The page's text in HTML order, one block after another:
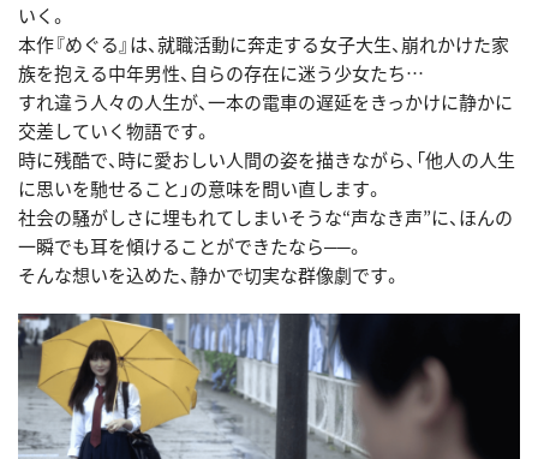
いく。
本作『めぐる』は、就職活動に奔走する女子大生、崩れかけた家
族を抱える中年男性、自らの存在に迷う少女たち…
すれ違う人々の人生が、一本の電車の遅延をきっかけに静かに
交差していく物語です。
時に残酷で、時に愛おしい人間の姿を描きながら、「他人の人生
に思いを馳せること」の意味を問い直します。
社会の騒がしさに埋もれてしまいそうな“声なき声”に、ほんの
一瞬でも耳を傾けることができたなら──。
そんな想いを込めた、静かで切実な群像劇です。